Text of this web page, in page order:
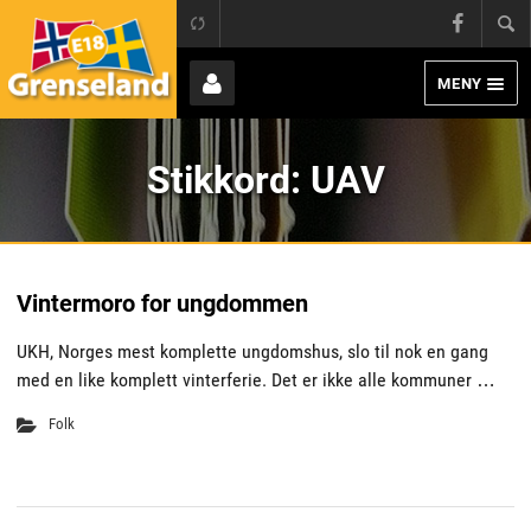
E18 Grenseland
Page
MENY
Bruker
Stikkord: UAV
Vintermoro for ungdommen
UKH, Norges mest komplette ungdomshus, slo til nok en gang
med en like komplett vinterferie. Det er ikke alle kommuner …
Folk